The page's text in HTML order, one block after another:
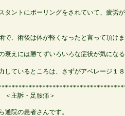
タントにボーリングをされていて、疲労
で、術後は体が軽くなったと言って頂けま
衰えには勝てずいろいろな症状が気にな
しているところは、さずがアベレージ１
主訴・足腰痛＞
通院の患者さんです。